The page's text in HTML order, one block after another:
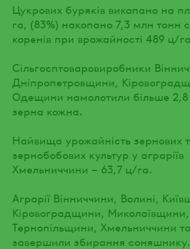
Цукрових буряків викопано на
га, (83%) накопано 7,3 млн тонн
коренів при врожайності 489 ц/
Сільгосптоваровиробники
Дніпропетровщини,
Одещини намолотили більше
зерна кожна.
Найвища урожайність зернових
зернобобових культур у аграріїв
Хмельниччини – 63,7 ц/га.
Аграрії Вінниччини, Волині,
Кіровоградщини, Миколаївщини,
Тернопільщини, Хмельниччини
завершили збирання соняшнику.